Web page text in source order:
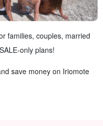
families, couples, married
only plans!
save money on Iriomote